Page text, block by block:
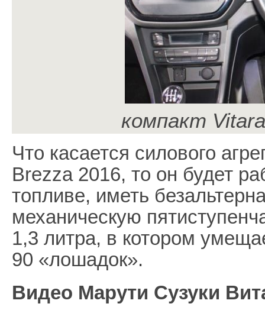
компакт
Что касается силового
Brezza 2016, то он будет
топливе, иметь
механическую
1,3 литра, в котором
90 «лошадок».
Видео Марути Сузуки